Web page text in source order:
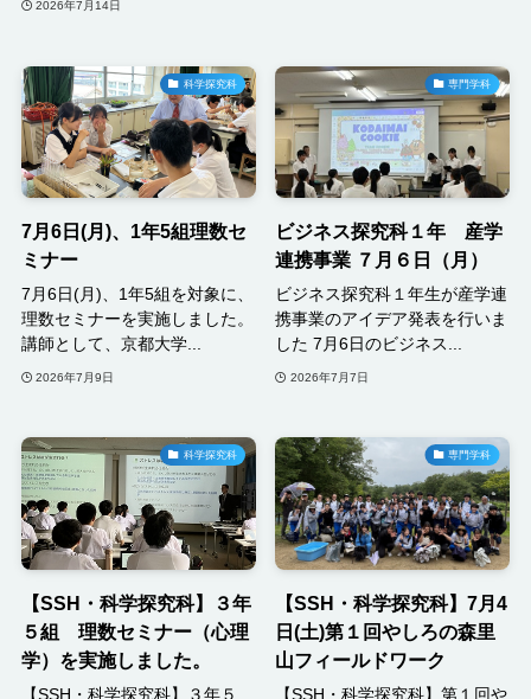
2026年7月14日
科学探究科
7月6日(月)、1年5組理数セ
ミナー
7月6日(月)、1年5組を対象に、
理数セミナーを実施しました。
講師として、京都大学...
2026年7月9日
専門学科
ビジネス探究科１年 産学
連携事業 ７月６日（月）
ビジネス探究科１年生が産学連
携事業のアイデア発表を行いま
した 7月6日のビジネス...
2026年7月7日
科学探究科
【SSH・科学探究科】３年
５組 理数セミナー（心理
学）を実施しました。
【SSH・科学探究科】３年５
専門学科
【SSH・科学探究科】7月4
日(土)第１回やしろの森里
山フィールドワーク
【SSH・科学探究科】第１回や